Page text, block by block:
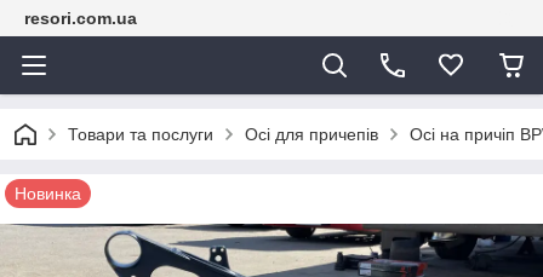
resori.com.ua
Товари та послуги Осі для причепів Осі на причіп
Новинка